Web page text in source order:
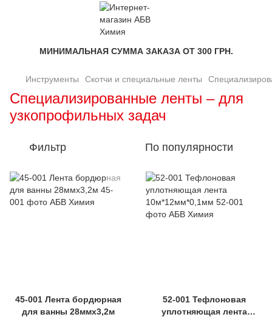
МИНИМАЛЬНАЯ СУММА ЗАКАЗА ОТ 300 ГРН.
Инструменты Скотчи и специальные ленты
Специализированные ленты – для
узкопрофильных задач
Фильтр По популярности
45-001 Лента бордюрная
для ванны 28ммх3,2м
52-001 Тефлоновая
уплотняющая лента